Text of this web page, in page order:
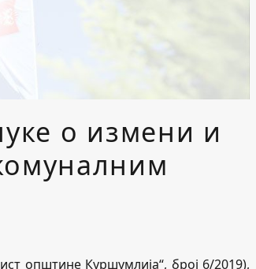
о измени и
општине Куршумлија“, број 6/2019),